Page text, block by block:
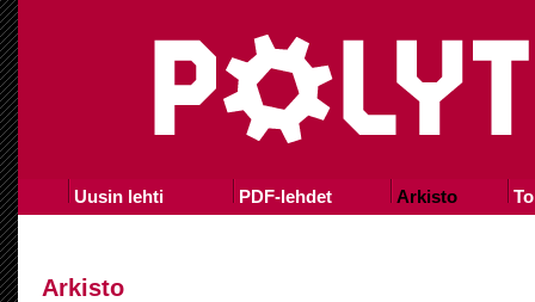
Uusin lehti PDF-lehdet Arkisto
Arkisto